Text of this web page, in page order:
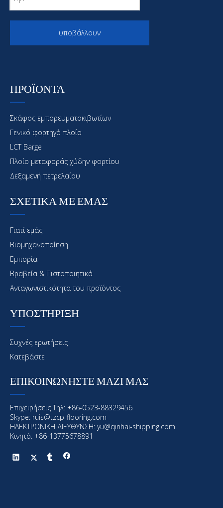
Προηγούμενος:
Επόμενο:
Θαλάσσια επίστρωση
Θαλάσσια και υπεράκτιες επικάλυψη
υποβάλλουν
ΠΡΟΪΟΝΤΑ
Σκάφος εμπορευματοκιβωτίων
Γενικό φορτηγό πλοίο
LCT Barge
Πλοίο μεταφοράς χύδην φορτίου
Δεξαμενή πετρελαίου
ΣΧΕΤΙΚΑ ΜΕ ΕΜΑΣ
Γιατί εμάς
Βιομηχανοποίηση
Εμπορία
Βραβεία & Πιστοποιητικά
Ανταγωνιστικότητα του προϊόντος
ΥΠΟΣΤΗΡΙΞΗ
Συχνές ερωτήσεις
Κατεβάστε
ΕΠΙΚΟΙΝΩΝΗΣΤΕ ΜΑΖΙ ΜΑΣ
Επιχειρήσεις Τηλ: +86-0523-88329456
Skype: ruis@tzcp-flooring.com
ΗΛΕΚΤΡΟΝΙΚΗ ΔΙΕΥΘΥΝΣΗ: yu@qinhai-shipping.com
Κινητό. +86-13775678891